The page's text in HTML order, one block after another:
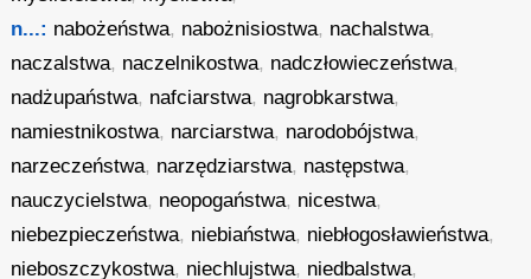
n...: nabożeństwa, nabożnisiostwa, nachalstwa,
naczalstwa, naczelnikostwa, nadczłowieczeństwa,
nadżupaństwa, nafciarstwa, nagrobkarstwa,
namiestnikostwa, narciarstwa, narodobójstwa,
narzeczeństwa, narzędziarstwa, następstwa,
nauczycielstwa, neopogaństwa, nicestwa,
niebezpieczeństwa, niebiaństwa, niebłogosławieństwa,
nieboszczykostwa, niechlujstwa, niedbalstwa,